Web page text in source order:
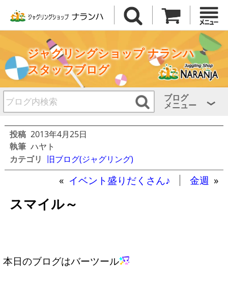
ジャグリングショップ ナランハ
スタッフブログ
ブログ
メニュー
投稿 2013年4月25日
執筆 ハヤト
カテゴリ 旧ブログ(ジャグリング)
« イベント盛りだくさん♪ 金週 »
スマイル～
本日のブログはバーツール